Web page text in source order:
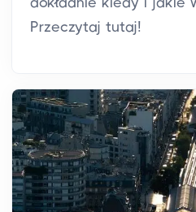
Przeczytaj tutaj!